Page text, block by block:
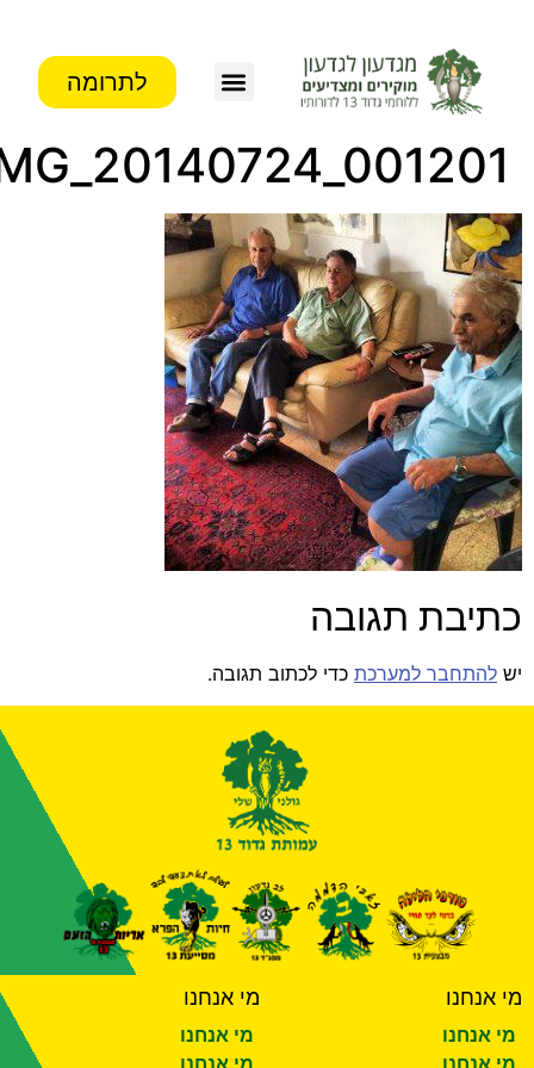
לתרומה
IMG_20140724_001201
תגובה
להתחבר למערכתכדי לכתוב תגובה.
אנחנו
אנחנו
אנחנו
מי אנחנו
מי אנחנו
מי אנחנו